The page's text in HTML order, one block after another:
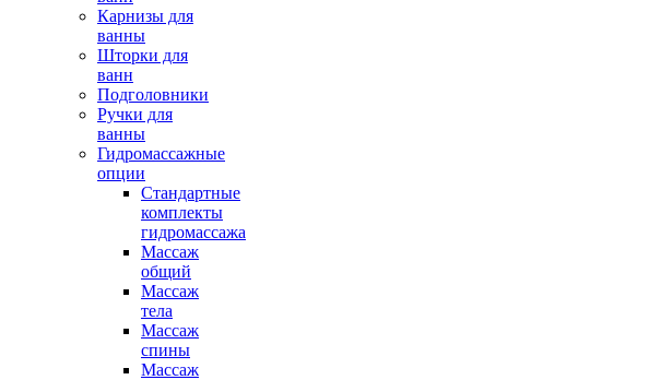
Карнизы для
ванны
Шторки для
ванн
Подголовники
Ручки для
ванны
Гидромассажные
опции
Стандартные
комплекты
гидромассажа
Массаж
общий
Массаж
тела
Массаж
спины
Массаж